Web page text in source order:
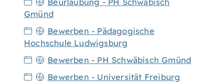
Gmünd
Bewerben - Pädagogische
Hochschule Ludwigsburg
Bewerben - PH Schwäbisch Gmünd
Bewerben - Universität Freiburg